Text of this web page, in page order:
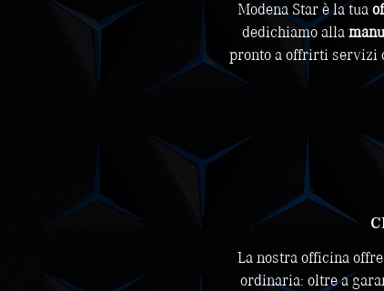
Modena Star è la tua
dedichiamo alla
pronto a offrirti servizi
La nostra officina
ordinaria: oltre a